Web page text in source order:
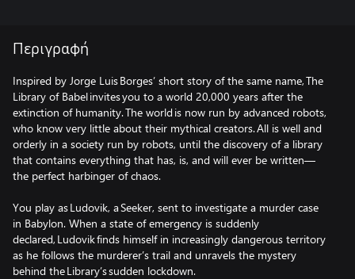
Περιγραφή
Inspired by Jorge Luis Borges’ short story of the same name, The
Library of Babel invites you to a world 20,000 years after the
extinction of humanity. The world is now run by advanced robots,
who know very little about their mythical creators. All is well and
orderly in a society run by robots, until the discovery of a library
that contains everything that has, is, and will ever be written—
the perfect harbinger of chaos.
You play as Ludovik, a Seeker, sent to investigate a murder case
in Babylon. When a state of emergency is suddenly
declared, Ludovik finds himself in increasingly dangerous territory
as he follows the murderer’s trail and unravels the mystery
behind the Library’s sudden lockdown.